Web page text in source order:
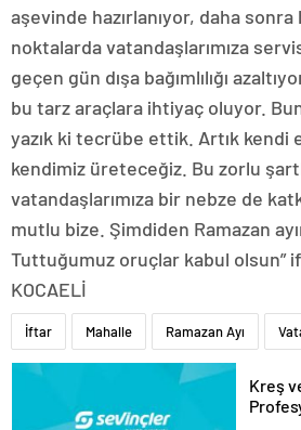
aşevinde hazırlanıyor, daha
noktalarda vatandaşlarımıza
geçen gün dışa bağımlılığı
bu tarz araçlara ihtiyaç oluyor.
yazık ki tecrübe ettik. Artık kendi
kendimiz üreteceğiz. Bu zorlu
vatandaşlarımıza bir nebze de
mutlu bize. Şimdiden Ramazan
Tuttuğumuz oruçlar kabul olsun”
KOCAELİ
İftar Mahalle Ramazan Ayı
Kreş